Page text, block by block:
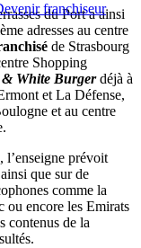
franchiseur
du Port a ainsi
adresses au centre
de Strasbourg
Shopping
White Burgerdéjà à
et La Défense,
et au centre
l’enseigne prévoit
que sur de
comme la
ou encore les Emirats
contenus de la